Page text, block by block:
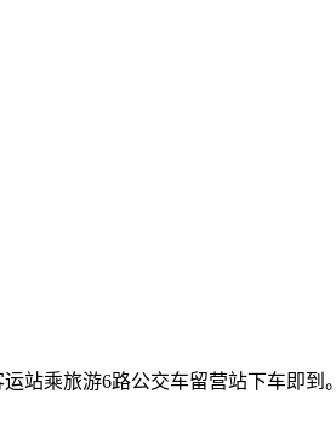
站乘旅游6路公交车留营站下车即到。